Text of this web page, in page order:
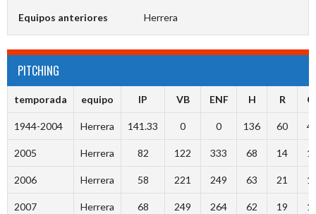
Equipos anteriores Herrera
PITCHING
temporada equipo IP VB ENF H R
1944-2004 Herrera 141.33 0 0 136 60
2005 Herrera 82 122 333 68 14
2006 Herrera 58 221 249 63 21
2007 Herrera 68 249 264 62 19